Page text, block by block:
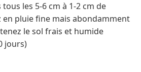
les 5-6 cm à 1-2 cm de
pluie fine mais abondamment
le sol frais et humide
jours)